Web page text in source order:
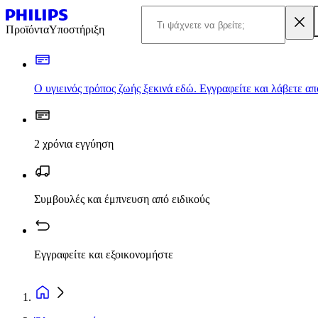
ΠροϊόνταΥποστήριξη
Ο υγιεινός τρόπος ζωής ξεκινά εδώ. Εγγραφείτε και λάβετε
2 χρόνια εγγύηση
Συμβουλές και έμπνευση από ειδικούς
Εγγραφείτε και εξοικονομήστε